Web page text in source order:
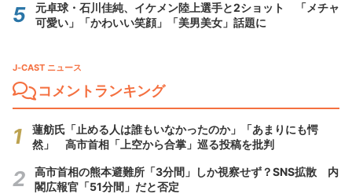
元卓球・石川佳純、イケメン陸上選手と2ショット 「メチャ
可愛い」「かわいい笑顔」「美男美女」話題に
J-CAST ニュース
コメントランキング
蓮舫氏「止める人は誰もいなかったのか」「あまりにも愕
然」 高市首相「上空から合掌」巡る投稿を批判
高市首相の熊本避難所「3分間」しか視察せず？SNS拡散 内
閣広報官「51分間」だと否定